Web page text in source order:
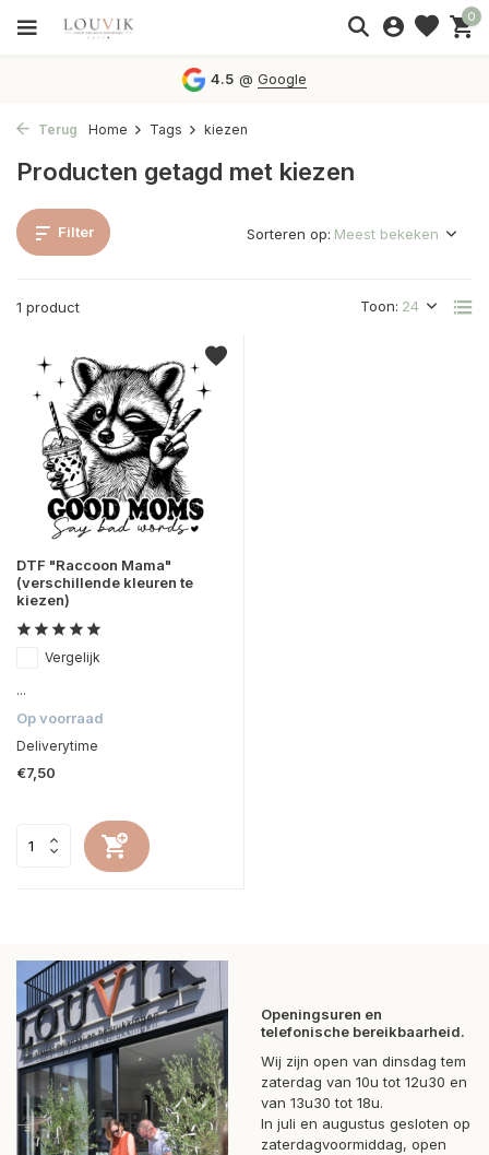
0
4.5 @Google
Terug Home Tags kiezen
Producten getagd met kiezen
Filter
1 product Toon:
Sorteren op:
DTF "Raccoon Mama"
(verschillende kleuren te
kiezen)
Vergelijk
...
Op voorraad
Deliverytime
€7,50
Openingsuren en
telefonische bereikbaarheid.
Wij zijn open van dinsdag tem
zaterdag van 10u tot 12u30 en
van 13u30 tot 18u.
In juli en augustus gesloten op
zaterdagvoormiddag, open